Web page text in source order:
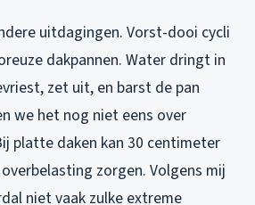
uitdagingen. Vorst-dooi cycli
dakpannen. Water dringt in
zet uit, en barst de pan
we het nog niet eens over
platte daken kan 30 centimeter
zorgen. Volgens mij
niet vaak zulke extreme